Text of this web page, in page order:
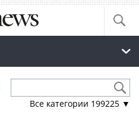
Все категории 199225 ▼